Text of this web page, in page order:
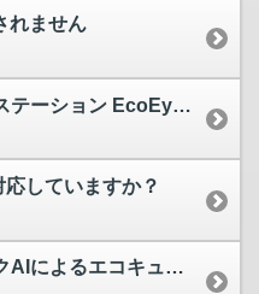
れません
計測機能内蔵型分電盤（enステーション EcoEye ・河...
していますか？
「三菱HEMS」 お天気リンクAIによるエコキュートの昼間...